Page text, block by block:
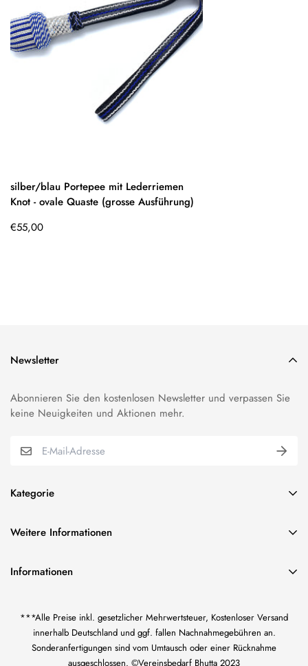
silber/blau Portepee mit Lederriemen
Knot - ovale Quaste (grosse Ausführung)
Regulärer
€55,00
Kategorie
BUNDESWEHR EFFEKTEN
ORDEN & ABZEICHEN
KORDELN/TRESSE & FRANSEN
US CIVIL WAR-EFFEKTEN
WK I KAISERREICH-EFFEKTEN
Newsletter
Abonnieren Sie den kostenlosen Newsletter und verpassen Sie
keine Neuigkeiten und Aktionen mehr.
Weitere Informationen
über uns
Widerrufsrecht
Datenschutzerklärung
Informationen
Inh. Bilal Bhutta
Götzenmühlweg 65
61350 Bad Homburg
***Alle Preise inkl. gesetzlicher Mehrwertsteuer, Kostenloser Versand
innerhalb Deutschland und ggf. fallen Nachnahmegebühren an.
Sonderanfertigungen sind vom Umtausch oder einer Rücknahme
ausgeschlossen. ©Vereinsbedarf Bhutta 2023